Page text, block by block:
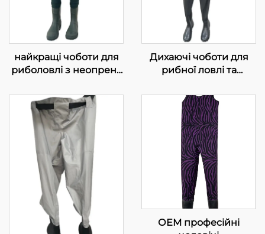
найкращі чоботи для
риболовлі з неопрену
черевичками
Дихаючі чоботи для
рибної ловлі та
водонепроникні, з
утеплювачем, з
відкритим носком, для
чоловіків
ОЕМ професійні